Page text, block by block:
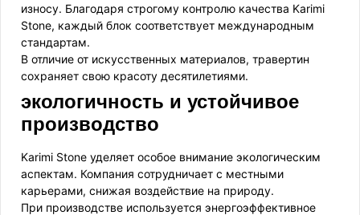
износу. Благодаря строгому контролю качества Karimi
Stone, каждый блок соответствует международным
стандартам.
В отличие от искусственных материалов, травертин
сохраняет свою красоту десятилетиями.
экологичность и устойчивое
производство
Karimi Stone уделяет особое внимание экологическим
аспектам. Компания сотрудничает с местными
карьерами, снижая воздействие на природу.
При производстве используется энергоэффективное